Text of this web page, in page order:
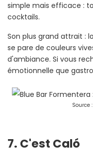
simple mais efficace :
cocktails.
Son plus grand attrait :
se pare de couleurs
d'ambiance. Si vous
émotionnelle que
Source
7. C'est Caló